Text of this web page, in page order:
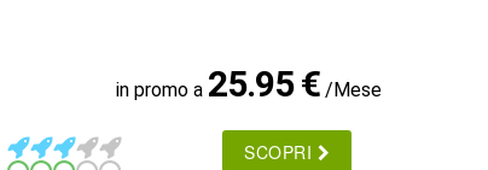
in promo a 25.95 € /Mese
SCOPRI